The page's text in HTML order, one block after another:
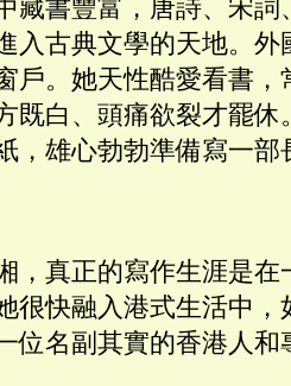
藏書豐富，唐詩、宋詞
入古典文學的天地。外
戶。她天性酷愛看書，
既白、頭痛欲裂才罷休
，雄心勃勃準備寫一部
，真正的寫作生涯是在
很快融入港式生活中，
位名副其實的香港人和